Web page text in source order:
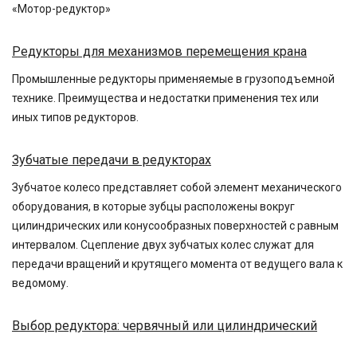
«Мотор-редуктор»
Редукторы для механизмов перемещения крана
Промышленные редукторы применяемые в грузоподъемной
технике. Преимущества и недостатки применения тех или
иных типов редукторов.
Зубчатые передачи в редукторах
Зубчатое колесо представляет собой элемент механического
оборудования, в которые зубцы расположены вокруг
цилиндрических или конусообразных поверхностей с равным
интервалом. Сцепление двух зубчатых колес служат для
передачи вращений и крутящего момента от ведущего вала к
ведомому.
Выбор редуктора: червячный или цилиндрический